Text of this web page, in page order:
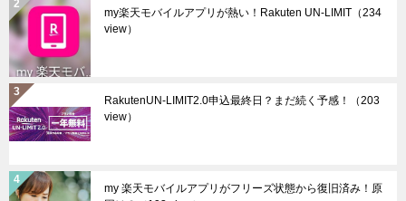
my楽天モバイルアプリが熱い！Rakuten UN-LIMIT （234
view）
RakutenUN-LIMIT2.0申込最終日？まだ続く予感！
（203
view）
my 楽天モバイルアプリがフリーズ状態から復旧済み！原